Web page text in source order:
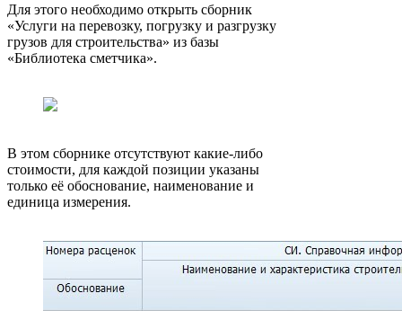
Для этого необходимо открыть сборник
«Услуги на перевозку, погрузку и разгрузку
грузов для строительства» из базы
«Библиотека сметчика».
В этом сборнике отсутствуют какие-либо
стоимости, для каждой позиции указаны
только её обоснование, наименование и
единица измерения.